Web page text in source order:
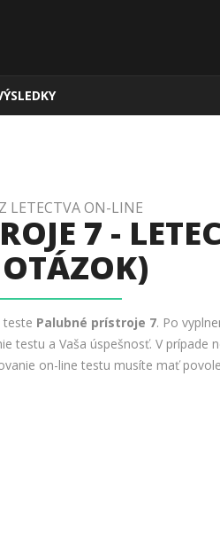
LETECTVA ON-LINE
7 -
teste Palubné prístroje 7. Po
testu a Vaša úspešnosť. V prípade
on-line testu musíte mať